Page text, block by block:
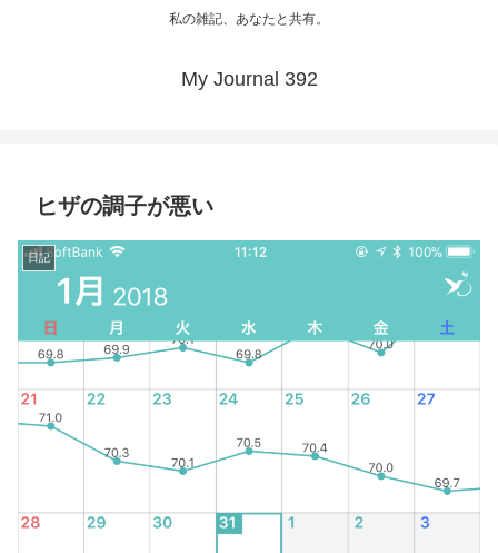
私の雑記、あなたと共有。
My Journal 392
ヒザの調子が悪い
日記